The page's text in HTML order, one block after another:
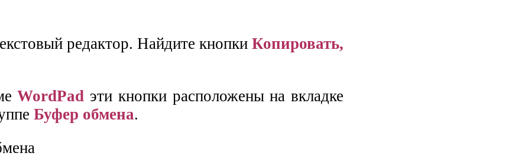
редактор. Найдите кнопки Копировать,
WordPad эти кнопки расположены на вкладке
Буфер обмена.